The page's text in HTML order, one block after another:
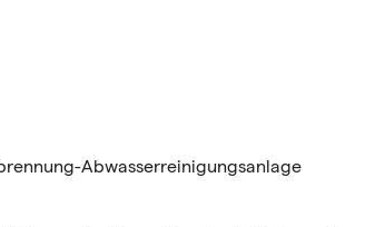
Abwasserreinigungsanlage